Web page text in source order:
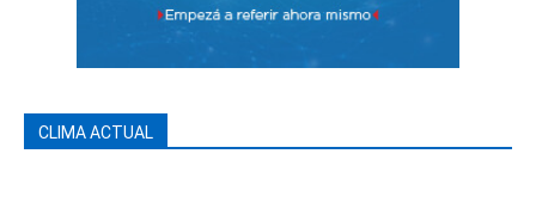
CLIMA ACTUAL